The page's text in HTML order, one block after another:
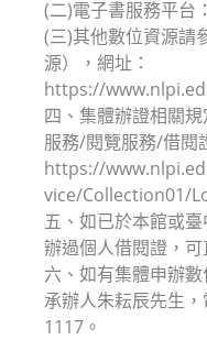
(二)電子書服務平
(三)其他數位資源請
源），網址：
https://
四、集體辦證相關
服務/閱覽服務/借閱
https://
vice/Collection01/
五、如已於本館或
辦過個人借閱證，
六、如有集體申辦
承辦人朱耘辰先生
1117。